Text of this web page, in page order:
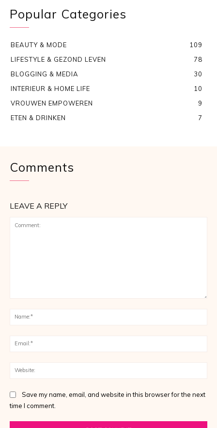
Popular Categories
BEAUTY & MODE
109
LIFESTYLE & GEZOND LEVEN
78
BLOGGING & MEDIA
30
INTERIEUR & HOME LIFE
10
VROUWEN EMPOWEREN
9
ETEN & DRINKEN
7
Comments
LEAVE A REPLY
Save my name, email, and website in this browser for the next
time I comment.